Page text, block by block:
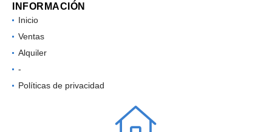
INFORMACIÓN
Inicio
Ventas
Alquiler
-
Políticas de privacidad